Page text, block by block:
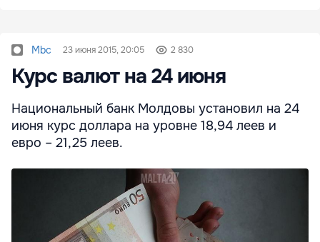
Mbc 23 июня 2015, 20:05 2 830
Курс валют на 24 июня
Национальный банк Молдовы установил на 24
июня курс доллара на уровне 18,94 леев и
евро – 21,25 леев.